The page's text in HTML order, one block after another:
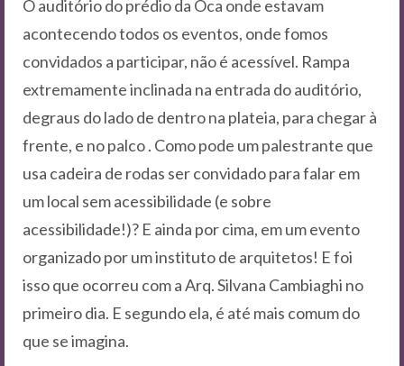
O auditório do prédio da Oca onde estavam
acontecendo todos os eventos, onde fomos
convidados a participar, não é acessível. Rampa
extremamente inclinada na entrada do auditório,
degraus do lado de dentro na plateia, para chegar à
frente, e no palco . Como pode um palestrante que
usa cadeira de rodas ser convidado para falar em
um local sem acessibilidade (e sobre
acessibilidade!)? E ainda por cima, em um evento
organizado por um instituto de arquitetos! E foi
isso que ocorreu com a Arq. Silvana Cambiaghi no
primeiro dia. E segundo ela, é até mais comum do
que se imagina.